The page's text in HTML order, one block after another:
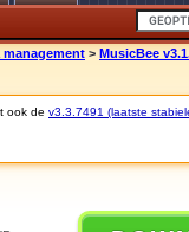
management > MusicBee
ook de v3.3.7491 (laatste